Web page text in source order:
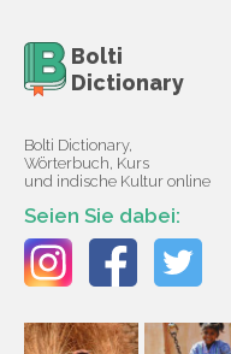
Bolti
Dictionary
Bolti Dictionary,
Wörterbuch, Kurs
und indische Kultur online
Seien Sie dabei: